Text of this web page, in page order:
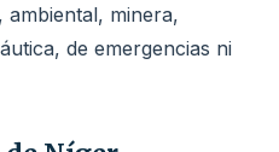
ambiental, minera,
de emergencias ni